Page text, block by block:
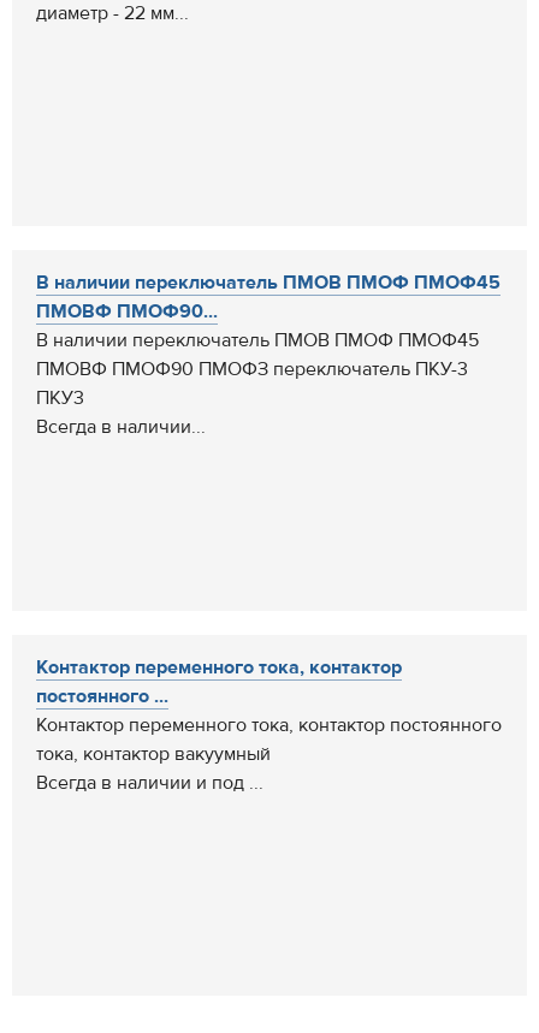
диаметр - 22 мм...
В наличии переключатель ПМОВ ПМОФ ПМОФ45
ПМОВФ ПМОФ90...
В наличии переключатель ПМОВ ПМОФ ПМОФ45
ПМОВФ ПМОФ90 ПМОФЗ переключатель ПКУ-3
ПКУ3
Всегда в наличии...
Контактор переменного тока, контактор
постоянного ...
Контактор переменного тока, контактор постоянного
тока, контактор вакуумный
Всегда в наличии и под ...